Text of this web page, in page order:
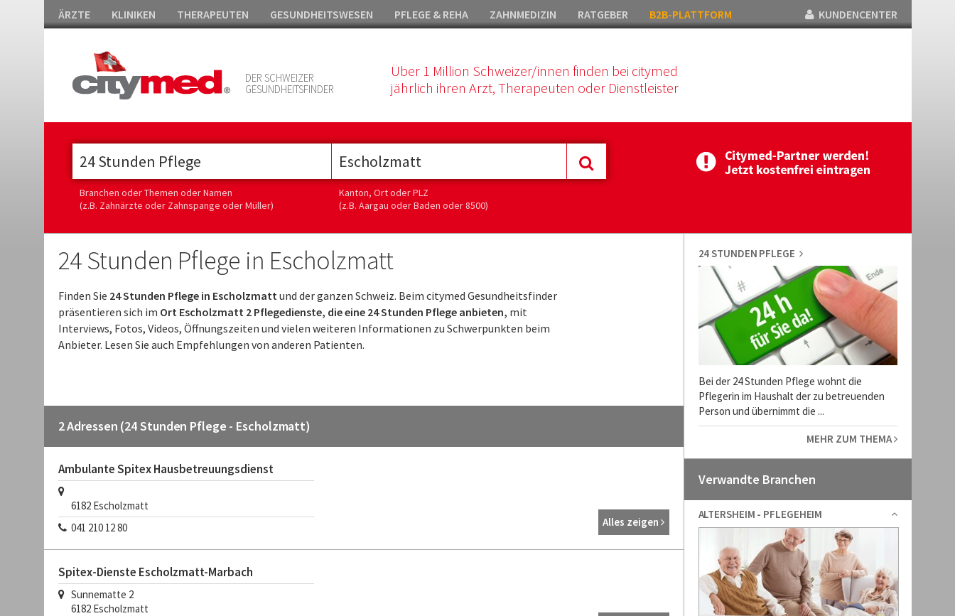
ÄRZTE KLINIKEN THERAPEUTEN GESUNDHEITSWESEN PFLEGE & REHA ZAHNMEDIZIN RATGEBER B2B-PLATTFORM KUNDENCENTER
DER SCHWEIZER
GESUNDHEITSFINDER
Über 1 Million Schweizer/innen finden bei citymed
jährlich ihren Arzt, Therapeuten oder Dienstleister
Branchen oder Themen oder Namen
(z.B. Zahnärzte oder Zahnspange oder Müller)
Kanton, Ort oder PLZ
(z.B. Aargau oder Baden oder 8500)
24 Stunden Pflege in Escholzmatt
Finden Sie 24 Stunden Pflege in Escholzmattund der ganzen Schweiz. Beim citymed Gesundheitsfinder
präsentieren sich im Ort Escholzmatt 2 Pflegedienste, die eine 24 Stunden Pflege anbieten, mit
Interviews, Fotos, Videos, Öffnungszeiten und vielen weiteren Informationen zu Schwerpunkten beim
Anbieter. Lesen Sie auch Empfehlungen von anderen Patienten.
2 Adressen (24 Stunden Pflege - Escholzmatt)
Ambulante Spitex Hausbetreuungsdienst
6182 Escholzmatt
041 210 12 80
Alles zeigen
Spitex-Dienste Escholzmatt-Marbach
Sunnematte 2
6182 Escholzmatt
24 STUNDEN PFLEGE
Bei der 24 Stunden Pflege wohnt die
Pflegerin im Haushalt der zu betreuenden
Person und übernimmt die ...
MEHR ZUM THEMA
Verwandte Branchen
ALTERSHEIM - PFLEGEHEIM